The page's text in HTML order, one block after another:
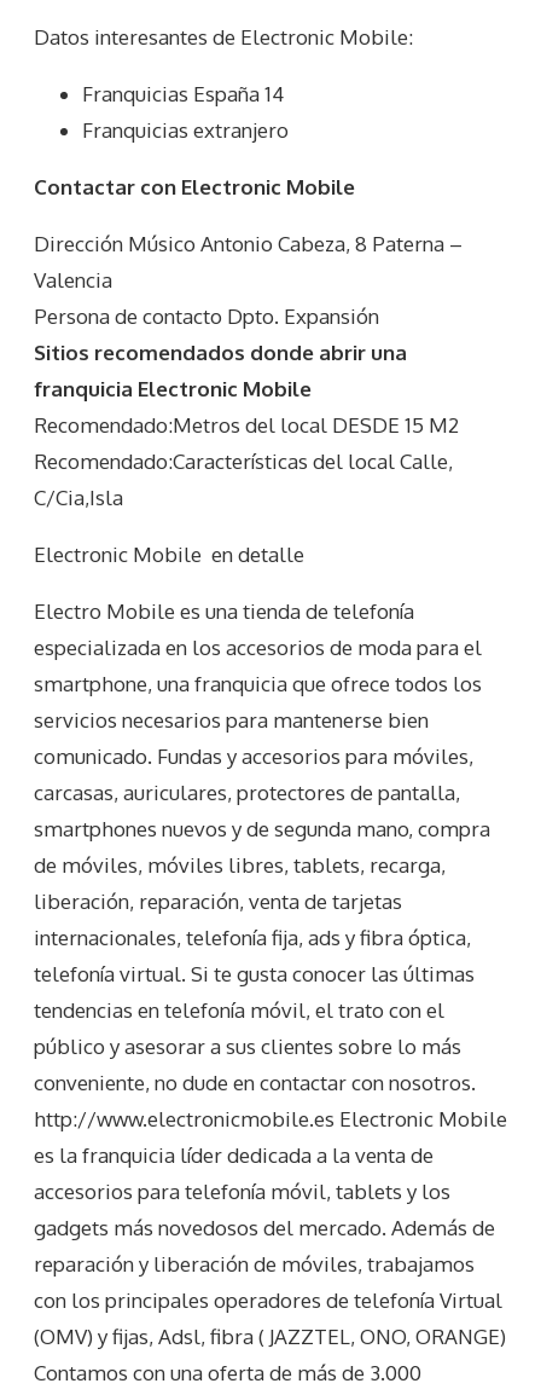
Datos interesantes de Electronic Mobile:
Franquicias España 14
Franquicias extranjero
Contactar con Electronic Mobile
Dirección Músico Antonio Cabeza, 8 Paterna –
Valencia
Persona de contacto Dpto. Expansión
Sitios recomendados donde abrir una
franquicia Electronic Mobile
Recomendado:Metros del local DESDE 15 M2
Recomendado:Características del local Calle,
C/Cia,Isla
Electronic Mobile en detalle
Electro Mobile es una tienda de telefonía
especializada en los accesorios de moda para el
smartphone, una franquicia que ofrece todos los
servicios necesarios para mantenerse bien
comunicado. Fundas y accesorios para móviles,
carcasas, auriculares, protectores de pantalla,
smartphones nuevos y de segunda mano, compra
de móviles, móviles libres, tablets, recarga,
liberación, reparación, venta de tarjetas
internacionales, telefonía fija, ads y fibra óptica,
telefonía virtual. Si te gusta conocer las últimas
tendencias en telefonía móvil, el trato con el
público y asesorar a sus clientes sobre lo más
conveniente, no dude en contactar con nosotros.
http://www.electronicmobile.es Electronic Mobile
es la franquicia líder dedicada a la venta de
accesorios para telefonía móvil, tablets y los
gadgets más novedosos del mercado. Además de
reparación y liberación de móviles, trabajamos
con los principales operadores de telefonía Virtual
(OMV) y fijas, Adsl, fibra ( JAZZTEL, ONO, ORANGE)
Contamos con una oferta de más de 3.000